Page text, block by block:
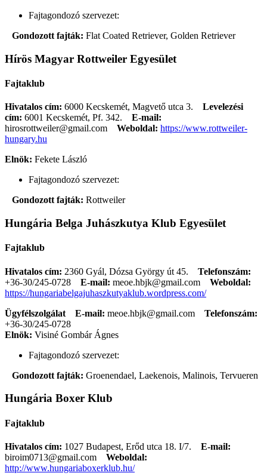
Fajtagondozó szervezet:
Gondozott fajták: Flat Coated Retriever, Golden Retriever
Hírös Magyar Rottweiler Egyesület
Fajtaklub
Hivatalos cím: 6000 Kecskemét, Magvető utca 3. Levelezési
cím: 6001 Kecskemét, Pf. 342.
E-mail:
hirosrottweiler@gmail.com
Weboldal: https://www.rottweiler-
hungary.hu
Elnök: Fekete László
Fajtagondozó szervezet:
Gondozott fajták: Rottweiler
Hungária Belga Juhászkutya Klub Egyesület
Fajtaklub
Hivatalos cím: 2360 Gyál, Dózsa György út 45. Telefonszám:
+36-30/245-0728
E-mail: meoe.hbjk@gmail.com
Weboldal:
https://hungariabelgajuhaszkutyaklub.wordpress.com/
Ügyfélszolgálat
E-mail: meoe.hbjk@gmail.com
Telefonszám:
+36-30/245-0728
Elnök: Visiné Gombár Ágnes
Fajtagondozó szervezet:
Gondozott fajták: Groenendael, Laekenois, Malinois, Tervueren
Hungária Boxer Klub
Fajtaklub
Hivatalos cím: 1027 Budapest, Erőd utca 18. I/7. E-mail:
biroim0713@gmail.com
Weboldal:
http://www.hungariaboxerklub.hu/